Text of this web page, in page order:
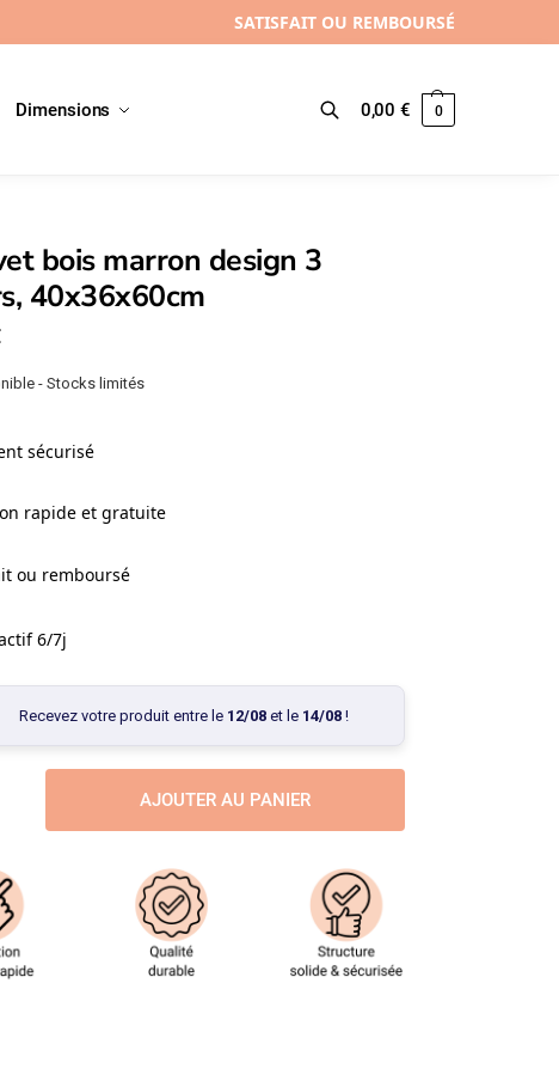
SATISFAIT OU REMBOURSÉ
Dimensions
Recherche 0,00€ 0
bois marron design 3
40x36x60cm
- Stocks limités
sécurisé
rapide et gratuite
ou remboursé
6/7j
Recevez votre produit entre le 12/08et le 14/08!
AJOUTER AU PANIER